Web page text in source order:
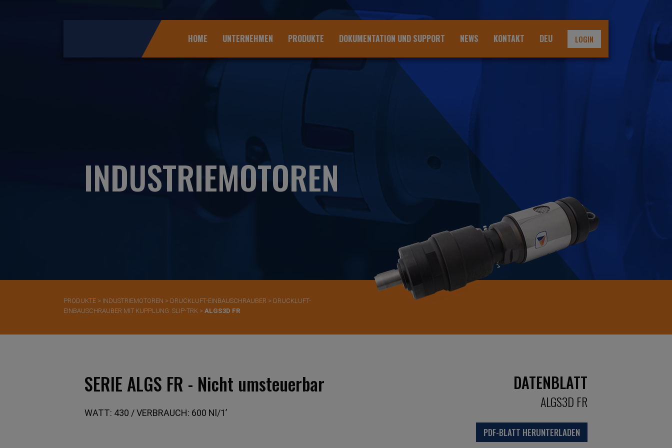
HOME UNTERNEHMEN PRODUKTE DOKUMENTATION UND SUPPORT NEWS KONTAKT DEU LOGIN
INDUSTRIEMOTOREN
PRODUKTE > INDUSTRIEMOTOREN > DRUCKLUFT-EINBAUSCHRAUBER > DRUCKLUFT-
EINBAUSCHRAUBER MIT KUPPLUNG: SLIP-TRK > ALGS3D FR
SERIE ALGS FR - Nicht umsteuerbar
WATT: 430 / VERBRAUCH: 600 Nl/1’
DATENBLATT
ALGS3D FR
PDF-BLATT HERUNTERLADEN